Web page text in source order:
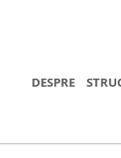
DESPRE